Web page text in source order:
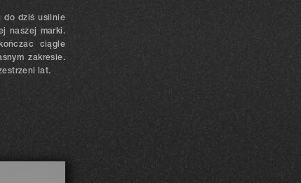
do dziś usilnie
naszej marki.
ciągle
zakresie.
lat.